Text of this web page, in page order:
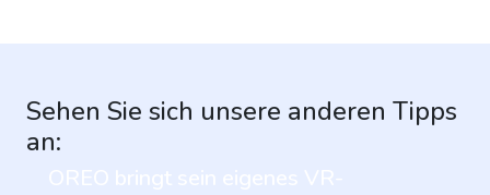
Sehen Sie sich unsere anderen Tipps
an: